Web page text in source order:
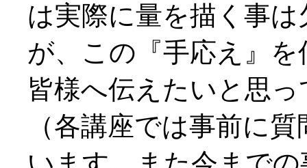
は実際に量を描く事
が、この『手応え』
皆様へ伝えたいと思
（各講座では事前に